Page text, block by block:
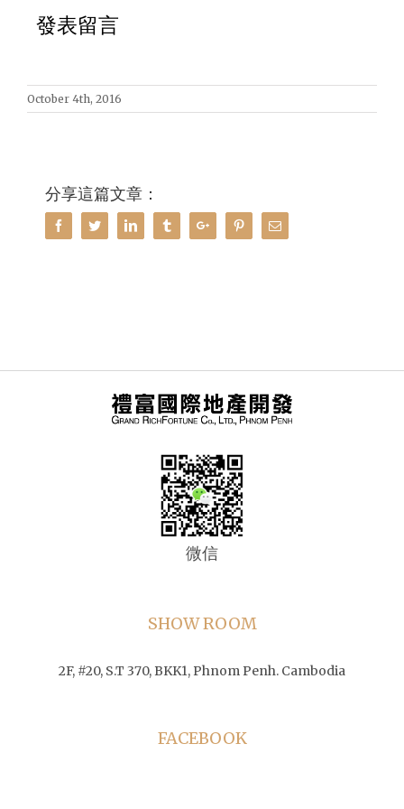
發表留言
October 4th, 2016
分享這篇文章：
Facebook
TwitterLinkedinTumblrGoogle+PinterestEmail
微信
SHOW ROOM
2F, #20, S.T 370, BKK1, Phnom Penh. Cambodia
FACEBOOK